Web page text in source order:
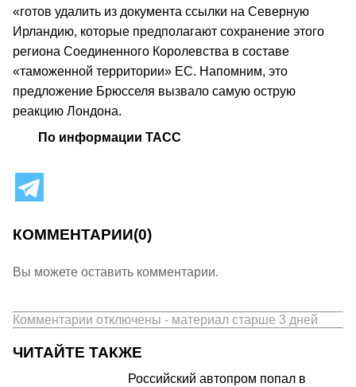
«готов удалить из документа ссылки на Северную
Ирландию, которые предполагают сохранение этого
региона Соединенного Королевства в составе
«таможенной территории» ЕС. Напомним, это
предложение Брюсселя вызвало самую острую
реакцию Лондона.
По информации ТАСС
КОММЕНТАРИИ(0)
Вы можете оставить комментарии.
Комментарии отключены - материал старше 3 дней
ЧИТАЙТЕ ТАКЖЕ
Российский автопром попал в